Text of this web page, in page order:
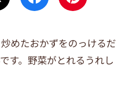
めたおかずをのっけるだ
す。野菜がとれるうれし